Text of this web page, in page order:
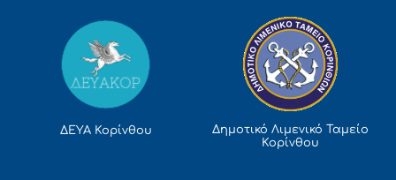
ΔΕΥΑ Κορίνθου
Δημοτικό Λιμενικό Ταμείο
Κορίνθου